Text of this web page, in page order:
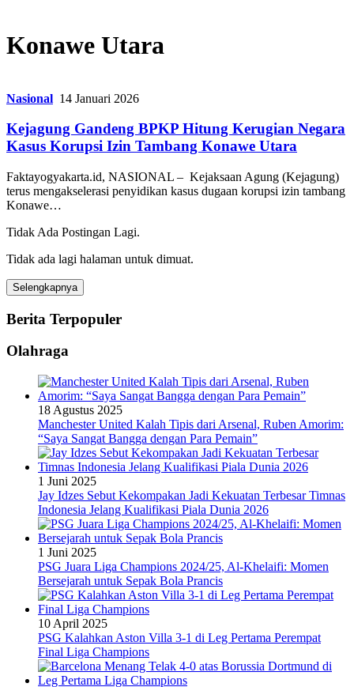
Konawe Utara
Nasional 14 Januari 2026
Kejagung Gandeng BPKP Hitung Kerugian Negara
Kasus Korupsi Izin Tambang Konawe Utara
Faktayogyakarta.id, NASIONAL – Kejaksaan Agung (Kejagung)
terus mengakselerasi penyidikan kasus dugaan korupsi izin tambang
Konawe…
Tidak Ada Postingan Lagi.
Tidak ada lagi halaman untuk dimuat.
Selengkapnya
Berita Terpopuler
Olahraga
18 Agustus 2025
Manchester United Kalah Tipis dari Arsenal, Ruben Amorim:
“Saya Sangat Bangga dengan Para Pemain”
1 Juni 2025
Jay Idzes Sebut Kekompakan Jadi Kekuatan Terbesar Timnas
Indonesia Jelang Kualifikasi Piala Dunia 2026
1 Juni 2025
PSG Juara Liga Champions 2024/25, Al-Khelaifi: Momen
Bersejarah untuk Sepak Bola Prancis
10 April 2025
PSG Kalahkan Aston Villa 3-1 di Leg Pertama Perempat
Final Liga Champions